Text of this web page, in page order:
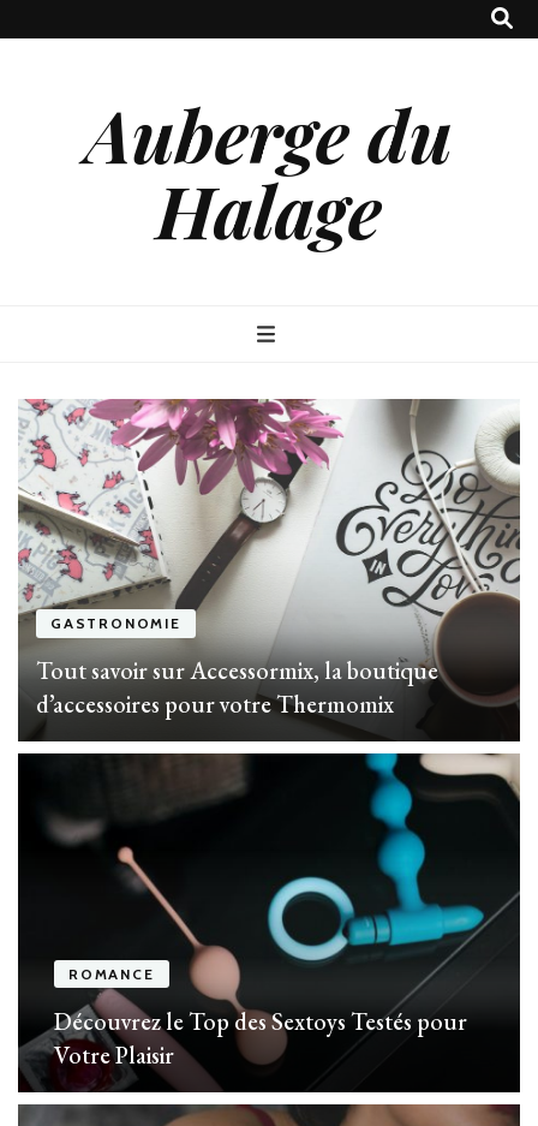
Auberge du
Halage
GASTRONOMIE
Tout savoir sur Accessormix, la boutique
d’accessoires pour votre Thermomix
ROMANCE
Découvrez le Top des Sextoys Testés pour
Votre Plaisir